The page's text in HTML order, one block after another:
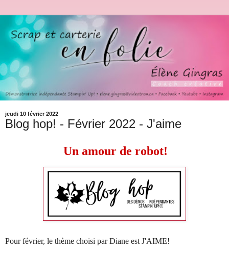
jeudi 10 février 2022
Blog hop! - Février 2022 - J'aime
Un amour de robot!
Pour février, le thème choisi par Diane est J'AIME!